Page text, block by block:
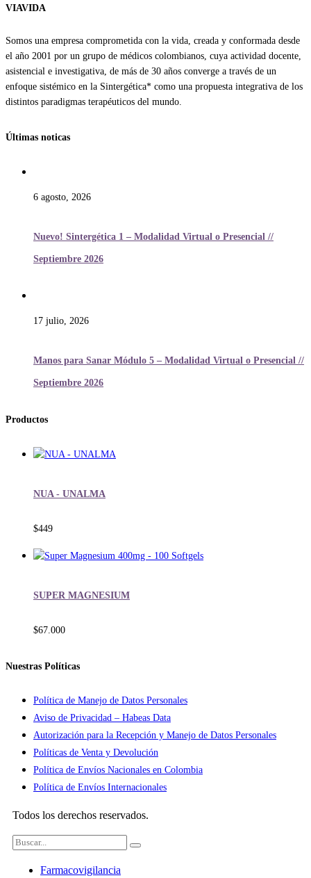
VIAVIDA
Somos una empresa comprometida con la vida, creada y conformada desde
el año 2001 por un grupo de médicos colombianos, cuya actividad docente,
asistencial e investigativa, de más de 30 años converge a través de un
enfoque sistémico en la Sintergética* como una propuesta integrativa de los
distintos paradigmas terapéuticos del mundo.
Últimas noticas
6 agosto, 2026
Nuevo! Sintergética 1 – Modalidad Virtual o Presencial //
Septiembre 2026
17 julio, 2026
Manos para Sanar Módulo 5 – Modalidad Virtual o Presencial //
Septiembre 2026
Productos
NUA - UNALMA
$449
SUPER MAGNESIUM
$67.000
Nuestras Políticas
Política de Manejo de Datos Personales
Aviso de Privacidad – Habeas Data
Autorización para la Recepción y Manejo de Datos Personales
Políticas de Venta y Devolución
Política de Envíos Nacionales en Colombia
Política de Envíos Internacionales
Todos los derechos reservados.
Farmacovigilancia